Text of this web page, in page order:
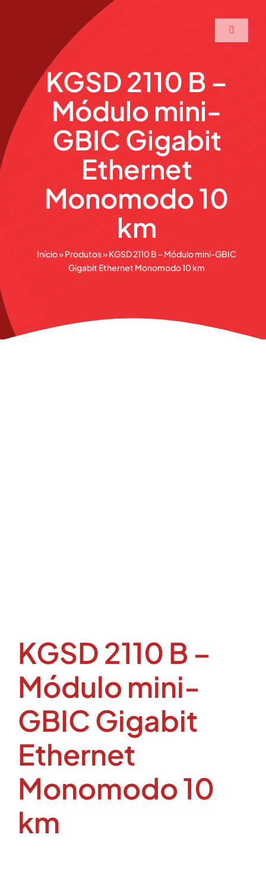
Toggle
A Maxtec
Serviços
Soluções
Parceiros
KGSD 2110 B –
Módulo mini-
GBIC Gigabit
Ethernet
Monomodo 10
km
Início»Produtos»KGSD 2110 B – Módulo mini-GBIC
Gigabit Ethernet Monomodo 10 km
KGSD 2110 B –
Módulo mini-
GBIC Gigabit
Ethernet
Monomodo 10
km